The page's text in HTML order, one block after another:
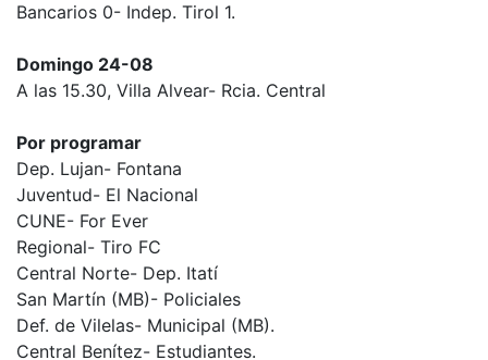
Bancarios 0- Indep. Tirol 1.
Domingo 24-08
A las 15.30, Villa Alvear- Rcia. Central
Por programar
Dep. Lujan- Fontana
Juventud- El Nacional
CUNE- For Ever
Regional- Tiro FC
Central Norte- Dep. Itatí
San Martín (MB)- Policiales
Def. de Vilelas- Municipal (MB).
Central Benítez- Estudiantes.